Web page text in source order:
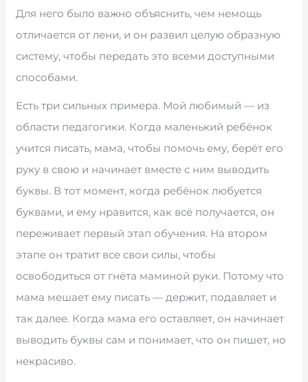
Для него было важно объяснить, чем немощь
отличается от лени, и он развил целую образную
систему, чтобы передать это всеми доступными
способами.
Есть три сильных примера. Мой любимый — из
области педагогики. Когда маленький ребёнок
учится писать, мама, чтобы помочь ему, берёт его
руку в свою и начинает вместе с ним выводить
буквы. В тот момент, когда ребёнок любуется
буквами, и ему нравится, как всё получается, он
переживает первый этап обучения. На втором
этапе он тратит все свои силы, чтобы
освободиться от гнёта маминой руки. Потому что
мама мешает ему писать — держит, подавляет и
так далее. Когда мама его оставляет, он начинает
выводить буквы сам и понимает, что он пишет, но
некрасиво.